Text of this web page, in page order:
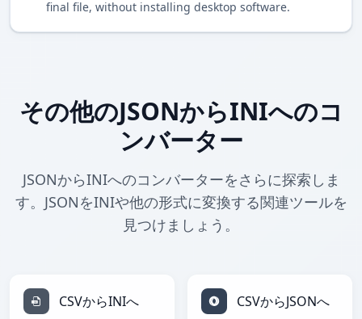
final file, without installing desktop software.
その他のJSONからINIへのコ
ンバーター
JSONからINIへのコンバーターをさらに探索しま
す。JSONをINIや他の形式に変換する関連ツールを
見つけましょう。
CSVからINIへ CSVからJSONへ